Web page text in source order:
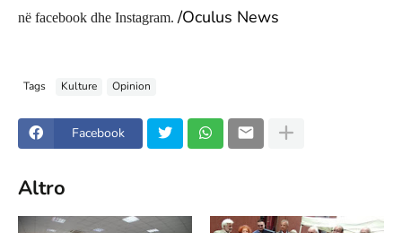
në facebook dhe Instagram. /Oculus News
Tags Kulture Opinion
Facebook
Altro